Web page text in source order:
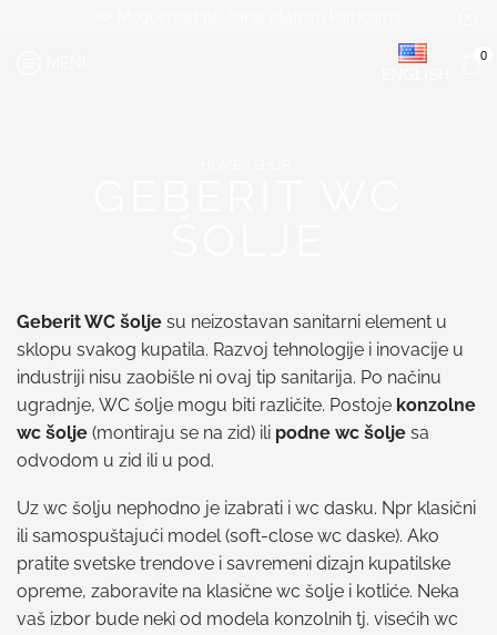
0
Geberit WC šolje su neizostavan sanitarni element u
sklopu svakog kupatila. Razvoj tehnologije i inovacije u
industriji nisu zaobišle ni ovaj tip sanitarija. Po načinu
ugradnje, WC šolje mogu biti različite. Postoje konzolne
wc šolje (montiraju se na zid) ili podne wc šolje sa
odvodom u zid ili u pod.
Uz wc šolju nephodno je izabrati i wc dasku. Npr klasični
ili samospuštajući model (soft-close wc daske). Ako
pratite svetske trendove i savremeni dizajn kupatilske
opreme, zaboravite na klasične wc šolje i kotliće. Neka
vaš izbor bude neki od modela konzolnih tj. visećih wc